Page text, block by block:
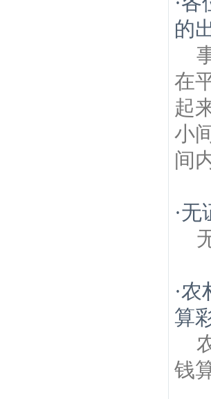
的
在
起
小
间
·无
·农
算
钱